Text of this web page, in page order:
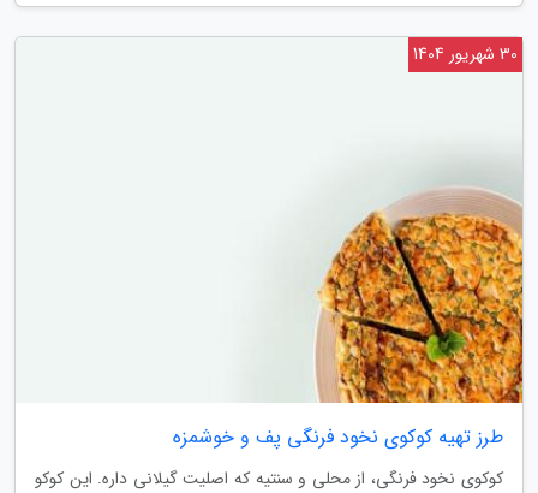
طرز تهیه کوکوی نخود فرنگی پف و خوشمزه
کوکوی نخود فرنگی، از محلی و سنتیه که اصلیت گیلانی داره. این کوکو
30 شهریور 1404